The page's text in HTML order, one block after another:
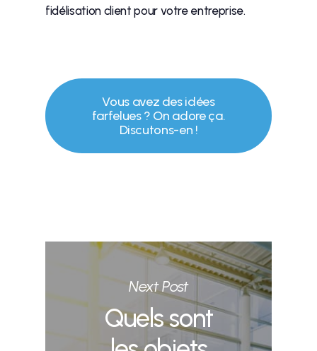
fidélisation client pour votre entreprise.
Vous avez des idées
farfelues ? On adore ça.
Discutons-en !
Next Post
Quels sont